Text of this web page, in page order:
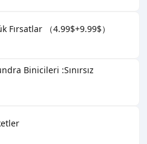
Fırsatlar （4.99$+9.99$）
Binicileri :Sınırsız